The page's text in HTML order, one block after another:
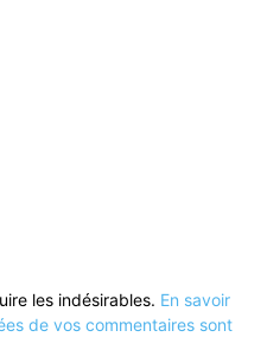
les indésirables. En savoir
de vos commentaires sont